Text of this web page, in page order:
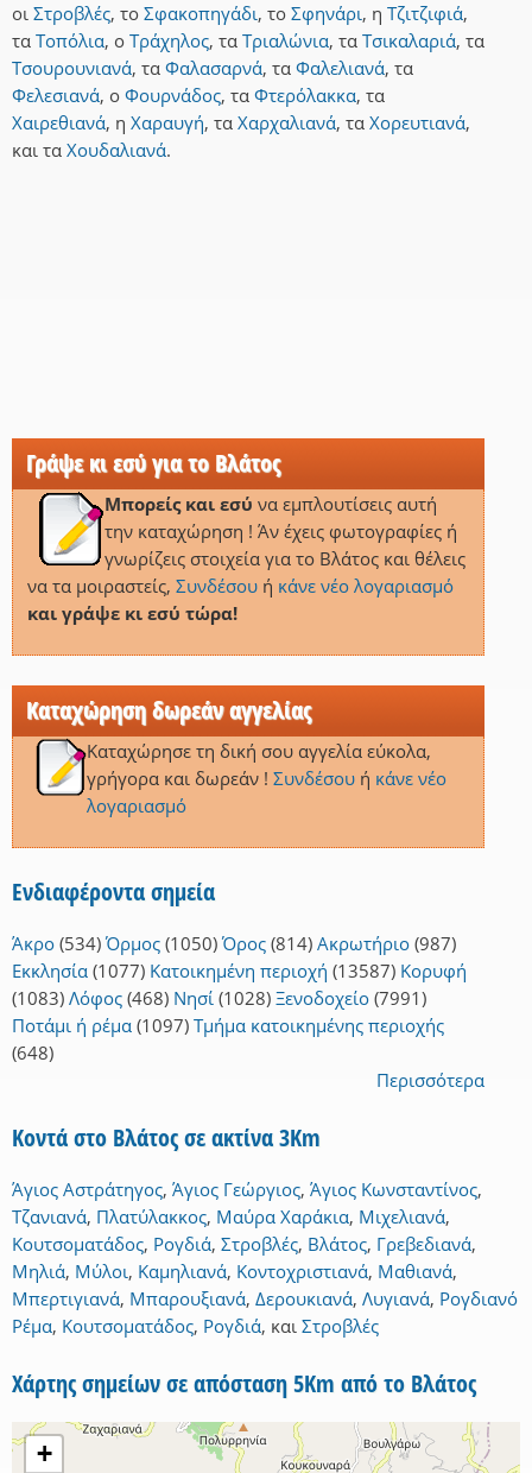
οι Στροβλές, το Σφακοπηγάδι, το Σφηνάρι, η Τζιτζιφιά,
τα Τοπόλια, ο Τράχηλος, τα Τριαλώνια, τα Τσικαλαριά, τα
Τσουρουνιανά, τα Φαλασαρνά, τα Φαλελιανά, τα
Φελεσιανά, ο Φουρνάδος, τα Φτερόλακκα, τα
Χαιρεθιανά, η Χαραυγή, τα Χαρχαλιανά, τα Χορευτιανά,
και τα Χουδαλιανά.
Γράψε κι εσύ για το Βλάτος
Μπορείς και εσύ να εμπλουτίσεις αυτή
την καταχώρηση ! Άν έχεις φωτογραφίες ή
γνωρίζεις στοιχεία για το Βλάτος και θέλεις
να τα μοιραστείς, Συνδέσουή κάνε νέο λογαριασμό
και γράψε κι εσύ τώρα!
Καταχώρηση δωρεάν αγγελίας
Καταχώρησε τη δική σου αγγελία εύκολα,
γρήγορα και δωρεάν ! Συνδέσουή κάνε νέο
λογαριασμό
Ενδιαφέροντα σημεία
Άκρο (534) Όρμος (1050) Όρος (814) Ακρωτήριο (987)
Εκκλησία (1077) Κατοικημένη περιοχή (13587) Κορυφή
(1083) Λόφος (468) Νησί (1028) Ξενοδοχείο (7991)
Ποτάμι ή ρέμα (1097) Τμήμα κατοικημένης περιοχής
(648)
Περισσότερα
Κοντά στο Βλάτος σε ακτίνα 3Km
Άγιος Αστράτηγος, Άγιος Γεώργιος, Άγιος Κωνσταντίνος,
Τζανιανά, Πλατύλακκος, Μαύρα Χαράκια, Μιχελιανά,
Κουτσοματάδος, Ρογδιά, Στροβλές, Βλάτος, Γρεβεδιανά,
Μηλιά, Μύλοι, Καμηλιανά, Κοντοχριστιανά, Μαθιανά,
Μπερτιγιανά, Μπαρουξιανά, Δερουκιανά, Λυγιανά, Ρογδιανό
Ρέμα, Κουτσοματάδος, Ρογδιά, και Στροβλές
Χάρτης σημείων σε απόσταση 5Km από το Βλάτος
+